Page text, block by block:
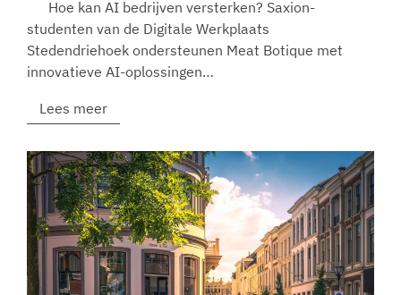
Hoe kan AI bedrijven versterken? Saxion-
studenten van de Digitale Werkplaats
Stedendriehoek ondersteunen Meat Botique met
innovatieve AI-oplossingen…
Lees meer